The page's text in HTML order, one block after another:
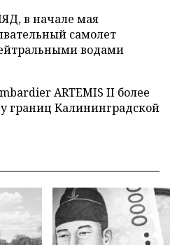
в начале мая
самолет
водами
ARTEMIS II более
у границ Калининградской